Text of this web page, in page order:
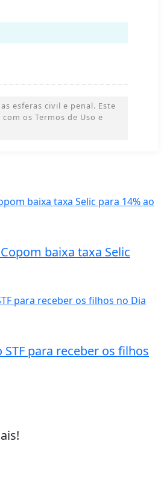
esferas civil e penal. Este
os Termos de Uso e
baixa taxa Selic
para receber os filhos